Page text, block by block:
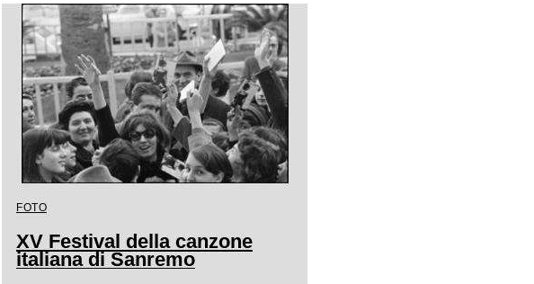
FOTO
XV Festival della canzone
italiana di Sanremo